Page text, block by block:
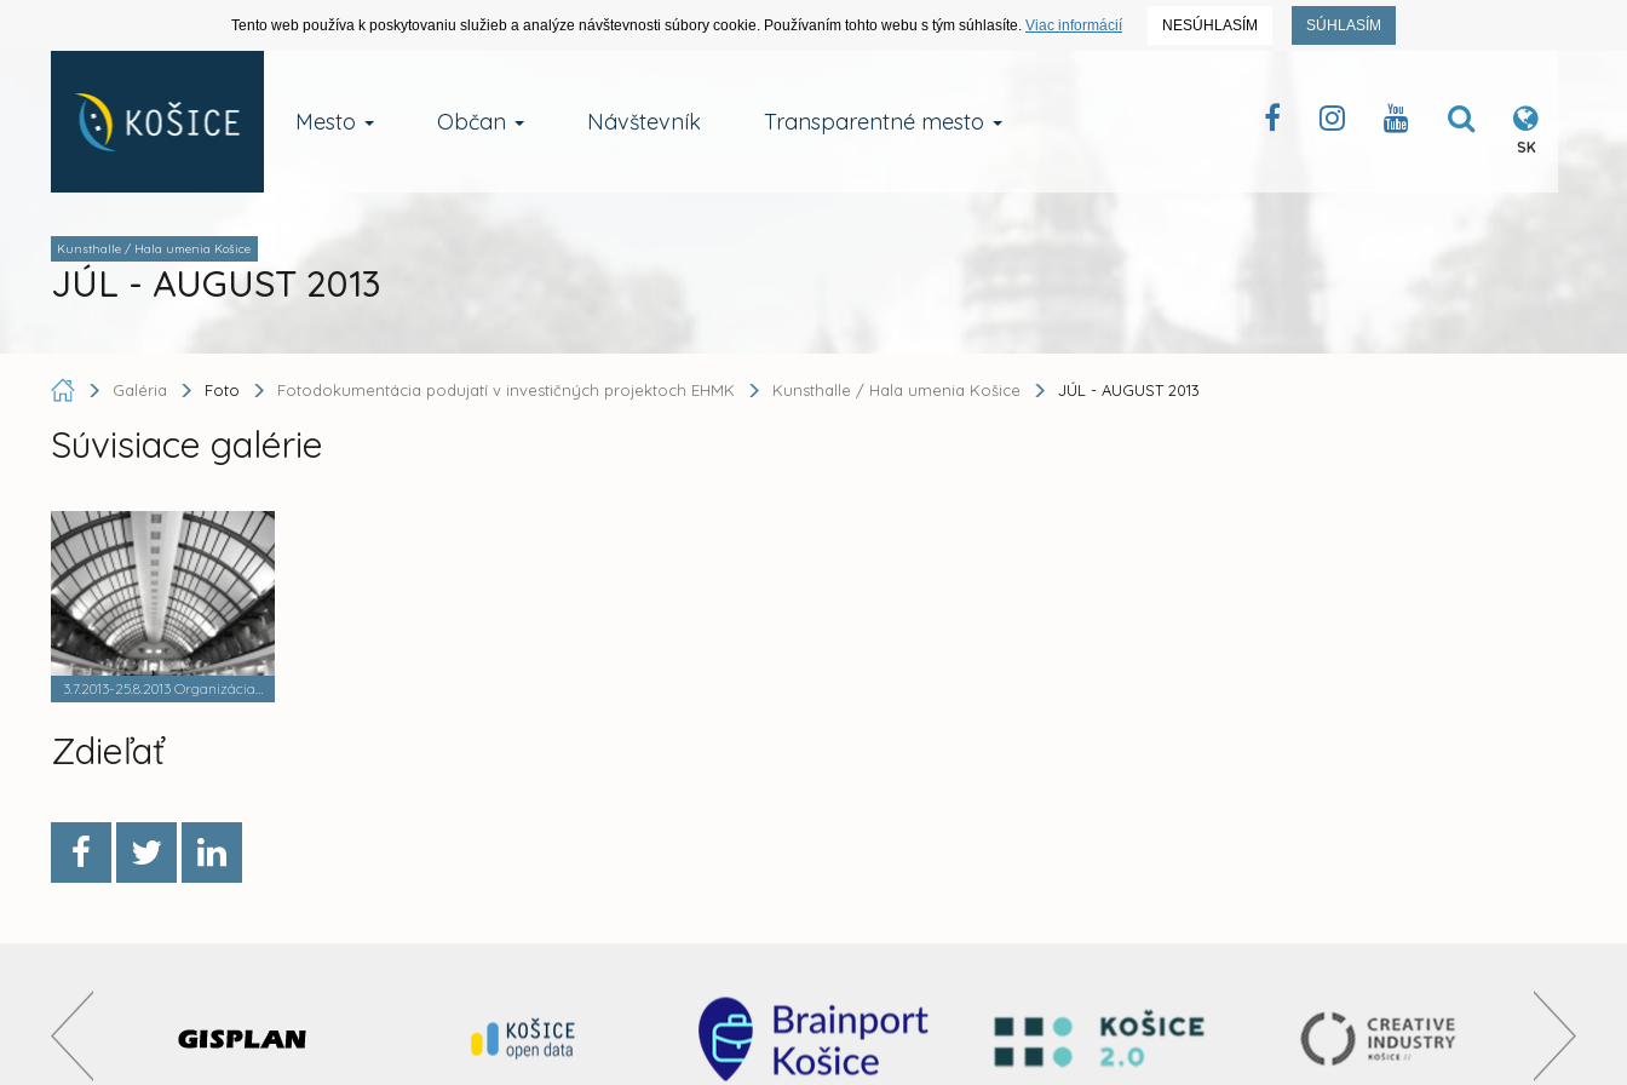
Tento web používa k poskytovaniu služieb a analýze návštevnosti súbory cookie. Používaním tohto webu s tým súhlasíte. Viac informácií NESÚHLASÍM SÚHLASÍM
Mesto Občan Návštevník Transparentné mesto
SK
Kunsthalle / Hala umenia Košice
JÚL - AUGUST 2013
Galéria Foto Fotodokumentácia podujatí v investičných projektoch EHMK Kunsthalle / Hala umenia Košice JÚL - AUGUST 2013
Súvisiace galérie
3.7.2013-25.8.2013 Organizácia výstav v Kunsthalle
Zdieľať